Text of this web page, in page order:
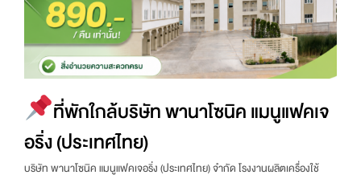
ที่พักใกล้บริษัท พานาโซนิค แมนูแฟคเจ
อริ่ง (ประเทศไทย)
บริษัท พานาโซนิค แมนูแฟคเจอริ่ง (ประเทศไทย) จำกัด โรงงานผลิตเครื่องใช้